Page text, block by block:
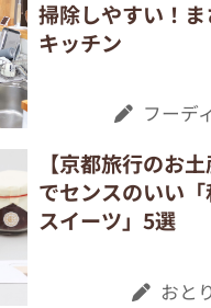
掃除しやすい！
キッチン
フーデ
【京都旅行のお
でセンスのいい
スイーツ」5選
おと